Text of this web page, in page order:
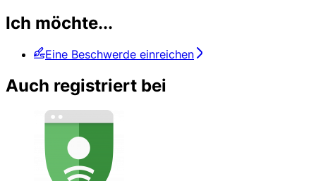
Ich möchte...
Eine Beschwerde einreichen
Auch registriert bei